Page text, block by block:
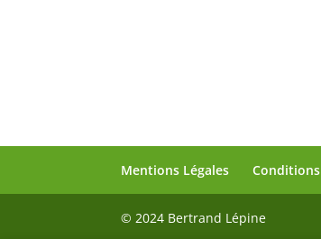
Mentions Légales
© 2024 Bertrand Lépine